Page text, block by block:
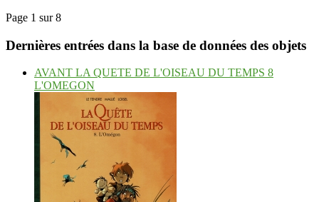
Page 1 sur 8
Dernières entrées dans la base de données des objets
AVANT LA QUETE DE L'OISEAU DU TEMPS 8
L'OMEGON